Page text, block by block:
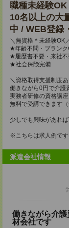
職種未経験
10名以上の大
中 / WEB登録
＼無資格＊未経験OK
★年齢不問・ブランク
★履歴書不要・来社不
★社会保険完備
＼資格取得支援制度あ
働きながら0円で介護
実務者研修の資格講
無料で受講できます（
少しでも興味があれ
※こちらは求人例です
派遣会社情報
働きながら介
材会社です